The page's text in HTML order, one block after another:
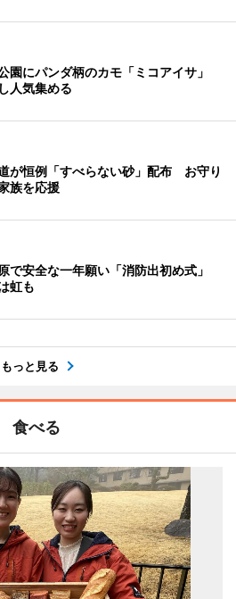
園にパンダ柄のカモ「ミコアイサ」
人気集める
が恒例「すべらない砂」配布 お守り
族を応援
で安全な一年願い「消防出初め式」
虹も
もっと見る
食べる